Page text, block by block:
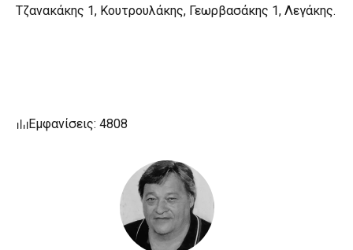
Τζανακάκης 1, Κουτρουλάκης, Γεωρβασάκης 1, Λεγάκης.
Εμφανίσεις: 4808